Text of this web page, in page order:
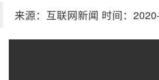
来源：互联网新闻 时间：